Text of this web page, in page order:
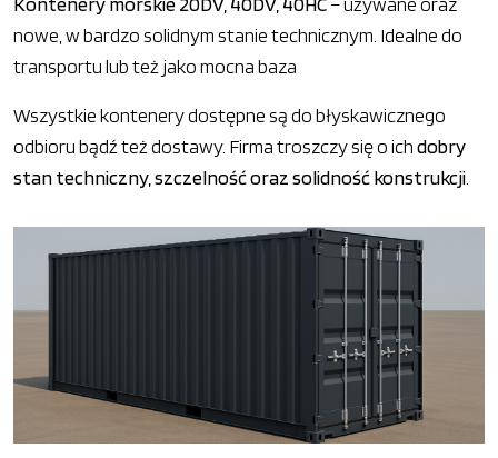
nowe, w bardzo solidnym stanie technicznym. Idealne do
transportu lub też jako mocna baza
Wszystkie kontenery dostępne są do błyskawicznego
odbioru bądź też dostawy. Firma troszczy się o ichdobry
stan techniczny, szczelność oraz solidność konstrukcji